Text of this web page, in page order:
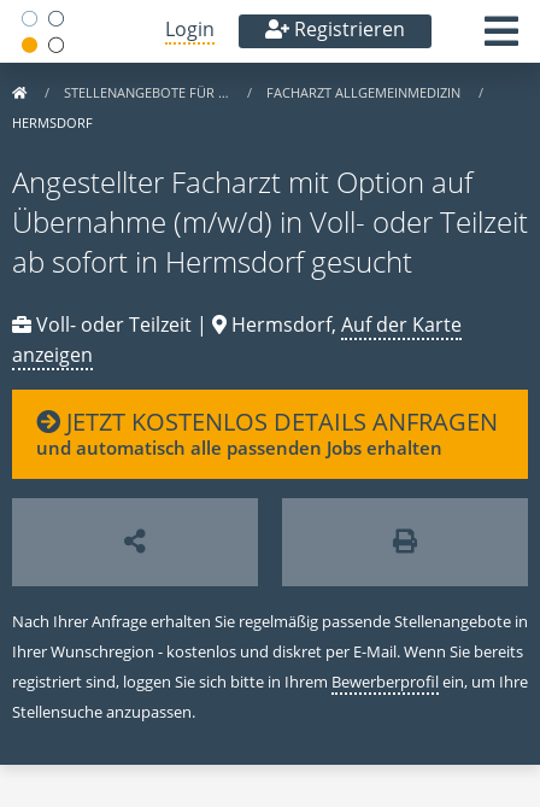
Login Registrieren
STELLENANGEBOTE FÜR …
FACHARZT ALLGEMEINMEDIZIN
HERMSDORF
Angestellter Facharzt mit Option auf
Übernahme (m/w/d) in Voll- oder Teilzeit
ab sofort in Hermsdorf gesucht
Voll- oder Teilzeit | Hermsdorf, Auf der Karte
anzeigen
JETZT KOSTENLOS DETAILS ANFRAGEN
und automatisch alle passenden Jobs erhalten
Nach Ihrer Anfrage erhalten Sie regelmäßig passende Stellenangebote in
Ihrer Wunschregion - kostenlos und diskret per E-Mail. Wenn Sie bereits
registriert sind, loggen Sie sich bitte in Ihrem Bewerberprofilein, um Ihre
Stellensuche anzupassen.